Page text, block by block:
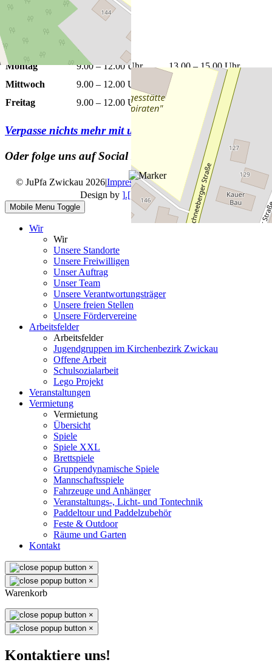
+−
Leaflet
© OpenStreetMap
Öffnungszeiten
Montag 9.00 – 12.00 Uhr
13.00 – 15.00 Uhr
Mittwoch
9.00 – 12.00 Uhr
13.00 – 15.00 Uhr
Freitag
9.00 – 12.00 Uhr
Verpasse nichts mehr mit unserem
Newsletter
Oder folge uns auf Social Media
© JuPfa Zwickau 2026|Impressum|Datenschutz|
Design by ].[ mediengestalter
Mobile Menu Toggle
Wir
Wir
Unsere Standorte
Unsere Freiwilligen
Unser Auftrag
Unser Team
Unsere Verantwortungsträger
Unsere freien Stellen
Unsere Fördervereine
Arbeitsfelder
Arbeitsfelder
Jugendgruppen im Kirchenbezirk Zwickau
Offene Arbeit
Schulsozialarbeit
Lego Projekt
Veranstaltungen
Vermietung
Vermietung
Übersicht
Spiele
Spiele XXL
Brettspiele
Gruppendynamische Spiele
Mannschaftsspiele
Fahrzeuge und Anhänger
Veranstaltungs-, Licht- und Tontechnik
Paddeltour und Paddelzubehör
Feste & Outdoor
Räume und Garten
Kontakt
×
×
Warenkorb
×
×
Kontaktiere uns!